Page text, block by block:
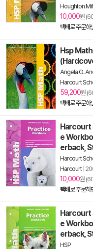
Houghton
10,000원
택배로 주문하
Hsp
Angela G.
Harcourt
59,200원
택배로 주문하
Harcourt
e
erback,
Harcourt
Harcourt|
10,000원
택배로 주문하
Harcourt
e
erback,
HSP